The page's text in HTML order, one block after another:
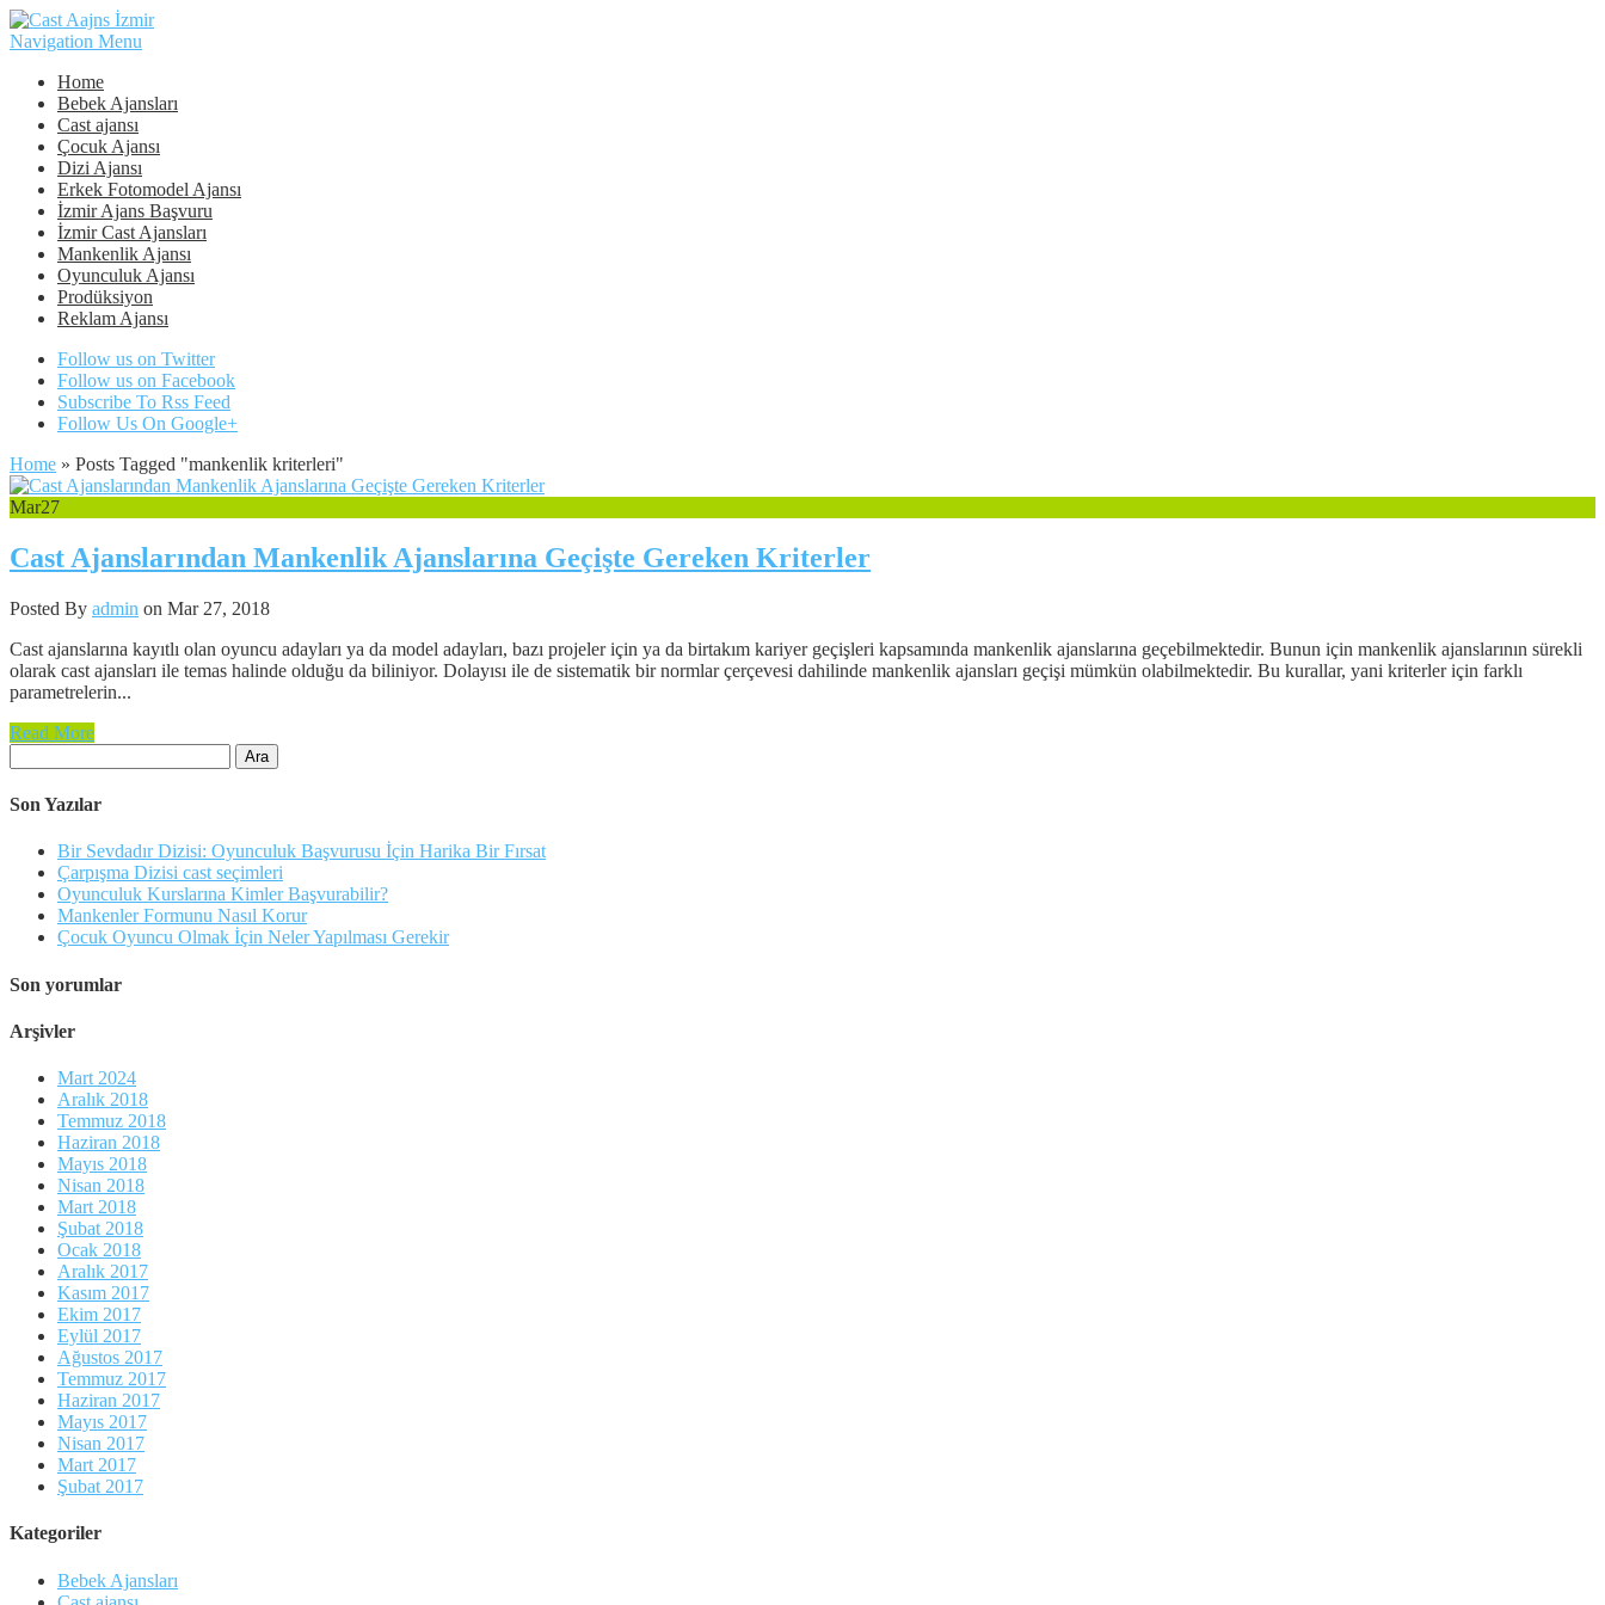
Navigation Menu
Home
Bebek Ajansları
Cast ajansı
Çocuk Ajansı
Dizi Ajansı
Erkek Fotomodel Ajansı
İzmir Ajans Başvuru
İzmir Cast Ajansları
Mankenlik Ajansı
Oyunculuk Ajansı
Prodüksiyon
Reklam Ajansı
Follow us on Twitter
Follow us on Facebook
Subscribe To Rss Feed
Follow Us On Google+
Home » Posts Tagged "mankenlik kriterleri"
Mar27
Cast Ajanslarından Mankenlik Ajanslarına Geçişte Gereken Kriterler
Posted By admin on Mar 27, 2018
Cast ajanslarına kayıtlı olan oyuncu adayları ya da model adayları, bazı projeler için ya da birtakım kariyer geçişleri kapsamında mankenlik ajanslarına geçebilmektedir. Bunun için mankenlik ajanslarının sürekli
olarak cast ajansları ile temas halinde olduğu da biliniyor. Dolayısı ile de sistematik bir normlar çerçevesi dahilinde mankenlik ajansları geçişi mümkün olabilmektedir. Bu kurallar, yani kriterler için farklı
parametrelerin...
Read More
Son Yazılar
Bir Sevdadır Dizisi: Oyunculuk Başvurusu İçin Harika Bir Fırsat
Çarpışma Dizisi cast seçimleri
Oyunculuk Kurslarına Kimler Başvurabilir?
Mankenler Formunu Nasıl Korur
Çocuk Oyuncu Olmak İçin Neler Yapılması Gerekir
Son yorumlar
Arşivler
Mart 2024
Aralık 2018
Temmuz 2018
Haziran 2018
Mayıs 2018
Nisan 2018
Mart 2018
Şubat 2018
Ocak 2018
Aralık 2017
Kasım 2017
Ekim 2017
Eylül 2017
Ağustos 2017
Temmuz 2017
Haziran 2017
Mayıs 2017
Nisan 2017
Mart 2017
Şubat 2017
Kategoriler
Bebek Ajansları